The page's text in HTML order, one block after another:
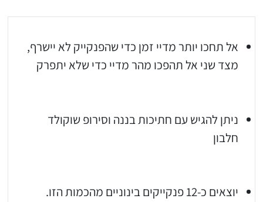
אל תחכו יותר מדיי זמן כדי שהפנקייק לא יישרף,
מצד שני אל תהפכו מהר מדיי כדי שלא יתפרק
ניתן להגיש עם חתיכות בננה וסירופ שוקולד
חלבון
יוצאים כ-12 פנקייקים בינוניים מהכמות הזו.